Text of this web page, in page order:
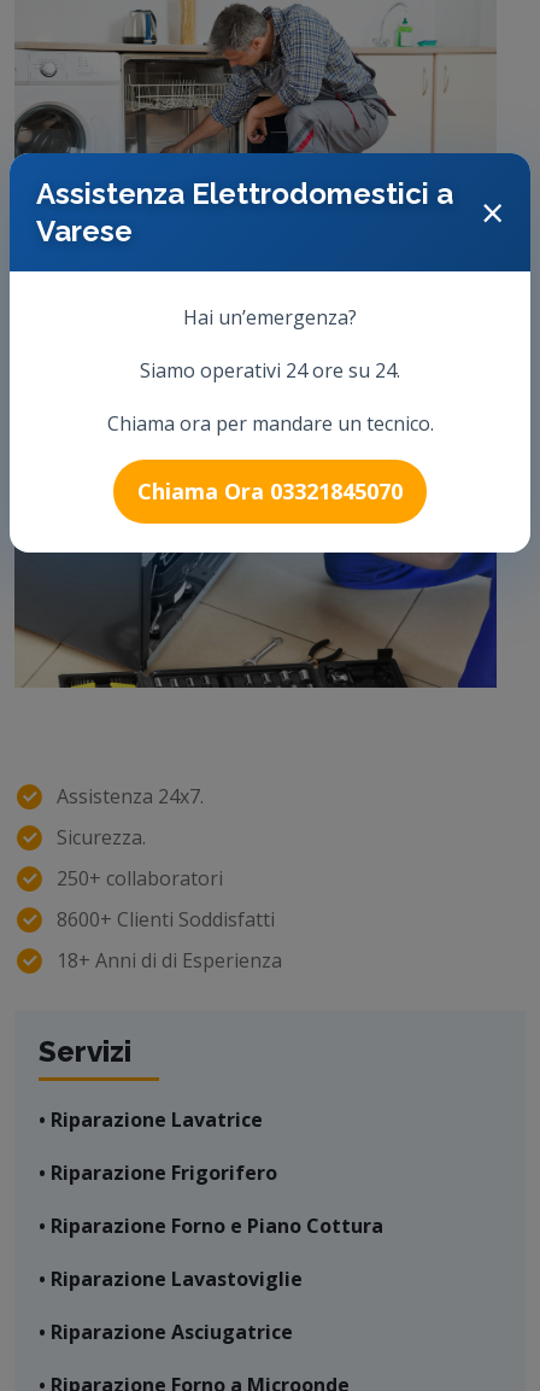
Assistenza Elettrodomestici a
Varese
×
Hai un’emergenza?
Siamo operativi 24 ore su 24.
Chiama ora per mandare un tecnico.
Chiama Ora 03321845070
Assistenza 24x7.
Sicurezza.
250+ collaboratori
8600+ Clienti Soddisfatti
18+ Anni di di Esperienza
Servizi
• Riparazione Lavatrice
• Riparazione Frigorifero
• Riparazione Forno e Piano Cottura
• Riparazione Lavastoviglie
• Riparazione Asciugatrice
• Riparazione Forno a Microonde